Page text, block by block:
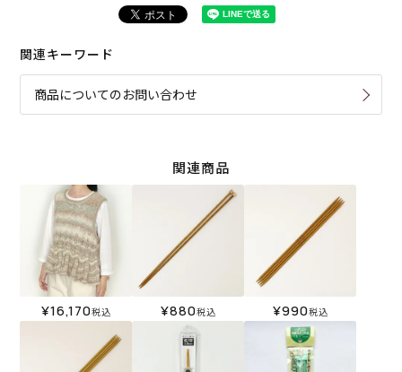
関連キーワード
商品についてのお問い合わせ
関連商品
¥16,170税込 ¥880税込 ¥990税込